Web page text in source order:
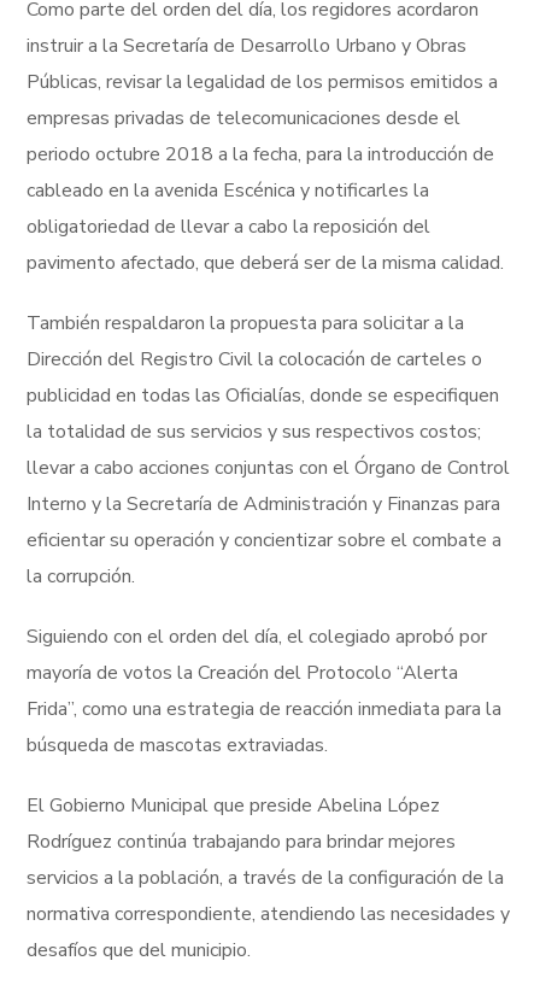
Como parte del orden del día, los regidores acordaron
instruir a la Secretaría de Desarrollo Urbano y Obras
Públicas, revisar la legalidad de los permisos emitidos a
empresas privadas de telecomunicaciones desde el
periodo octubre 2018 a la fecha, para la introducción de
cableado en la avenida Escénica y notificarles la
obligatoriedad de llevar a cabo la reposición del
pavimento afectado, que deberá ser de la misma calidad.
También respaldaron la propuesta para solicitar a la
Dirección del Registro Civil la colocación de carteles o
publicidad en todas las Oficialías, donde se especifiquen
la totalidad de sus servicios y sus respectivos costos;
llevar a cabo acciones conjuntas con el Órgano de Control
Interno y la Secretaría de Administración y Finanzas para
eficientar su operación y concientizar sobre el combate a
la corrupción.
Siguiendo con el orden del día, el colegiado aprobó por
mayoría de votos la Creación del Protocolo “Alerta
Frida”, como una estrategia de reacción inmediata para la
búsqueda de mascotas extraviadas.
El Gobierno Municipal que preside Abelina López
Rodríguez continúa trabajando para brindar mejores
servicios a la población, a través de la configuración de la
normativa correspondiente, atendiendo las necesidades y
desafíos que del municipio.